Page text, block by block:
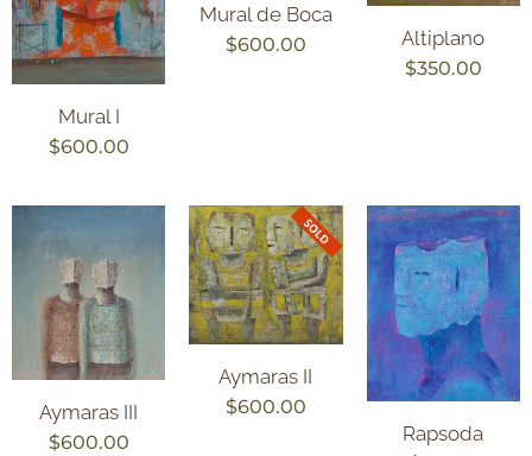
Mural I
$600.00
Mural de Boca
$600.00 Altiplano
$350.00
Aymaras III
$600.00
Aymaras II
$600.00
Rapsoda